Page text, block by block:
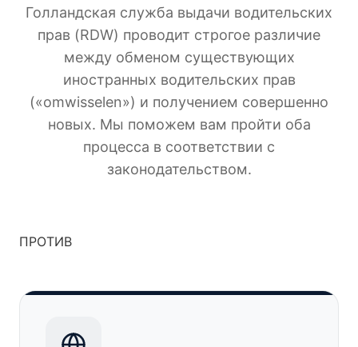
Голландская служба выдачи водительских
прав (RDW) проводит строгое различие
между обменом существующих
иностранных водительских прав
(«omwisselen») и получением совершенно
новых. Мы поможем вам пройти оба
процесса в соответствии с
законодательством.
ПРОТИВ